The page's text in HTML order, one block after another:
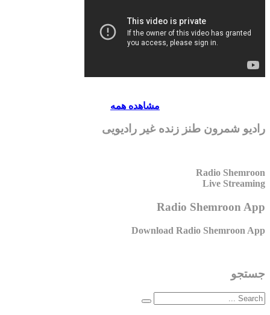
مشاهده همه
رادیو شمرون طنز زنده غیر رادیویی
Radio Shemroon
Live Streaming
Radio Shemroon App
Download Radio Shemroon App
جستجو